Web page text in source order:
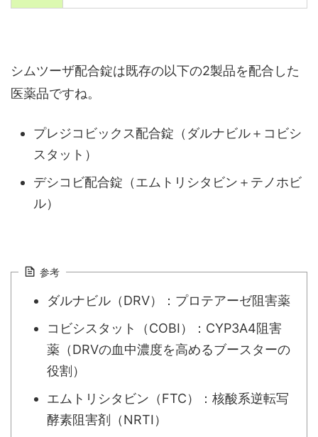
シムツーザ配合錠は既存の以下の2製品を配合した
医薬品ですね。
プレジコビックス配合錠（ダルナビル＋コビシ
スタット）
デシコビ配合錠（エムトリシタビン＋テノホビ
ル）
参考
ダルナビル（DRV）：プロテアーゼ阻害薬
コビシスタット（COBI）：CYP3A4阻害
薬（DRVの血中濃度を高めるブースターの
役割）
エムトリシタビン（FTC）：核酸系逆転写
酵素阻害剤（NRTI）